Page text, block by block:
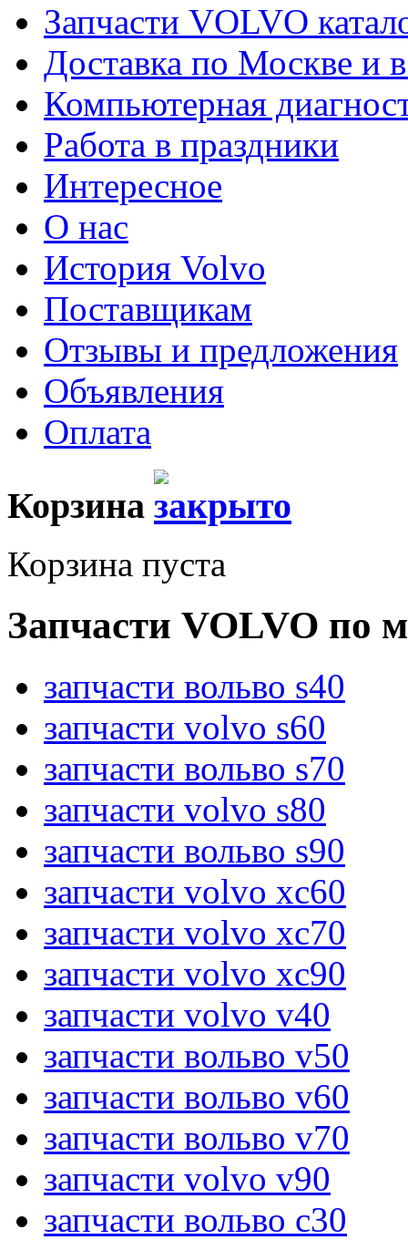
Запчасти VOLVO
Доставка по Москве и
Компьютерная
Работа в праздники
Интересное
О нас
История Volvo
Поставщикам
Отзывы и предложения
Объявления
Оплата
Корзина
Корзина пуста
Запчасти VOLVO по
запчасти вольво s40
запчасти volvo s60
запчасти вольво s70
запчасти volvo s80
запчасти вольво s90
запчасти volvo xc60
запчасти volvo xc70
запчасти volvo xc90
запчасти volvo v40
запчасти вольво v50
запчасти вольво v60
запчасти вольво v70
запчасти volvo v90
запчасти вольво c30